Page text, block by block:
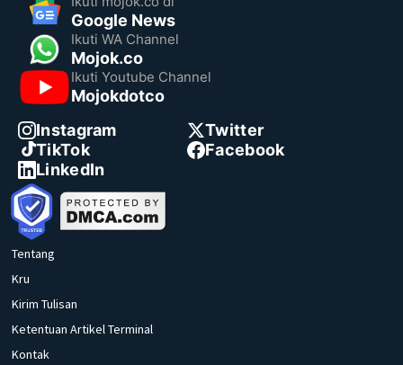
Google News
Ikuti WA Channel
Mojok.co
Ikuti Youtube Channel
Mojokdotco
Instagram
Twitter
TikTok
Facebook
LinkedIn
Tentang
Kru
Kirim Tulisan
Ketentuan Artikel Terminal
Kontak